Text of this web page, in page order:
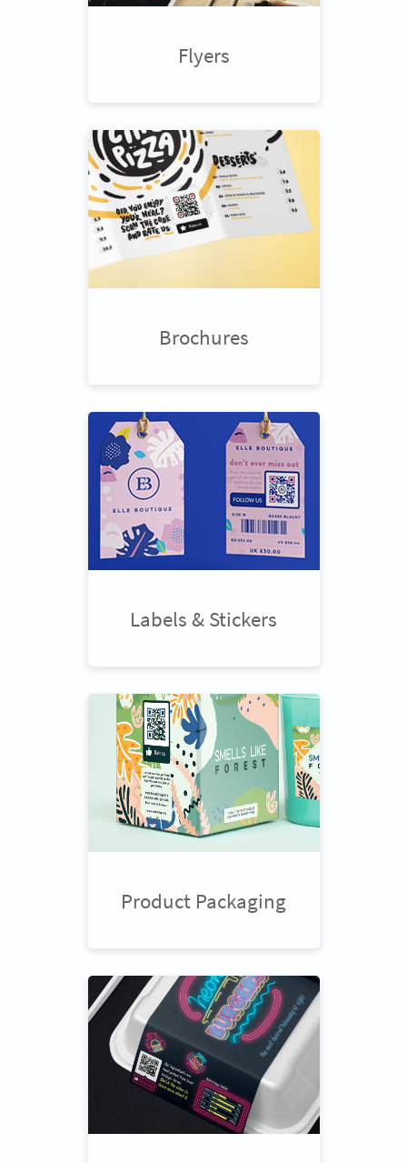
Flyers
Brochures
Labels & Stickers
Product Packaging